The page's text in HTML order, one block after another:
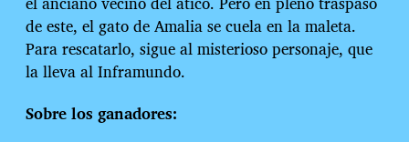
de este, el gato de Amalia se cuela en la maleta.
Para rescatarlo, sigue al misterioso personaje, que
la lleva al Inframundo.
Sobre los ganadores: